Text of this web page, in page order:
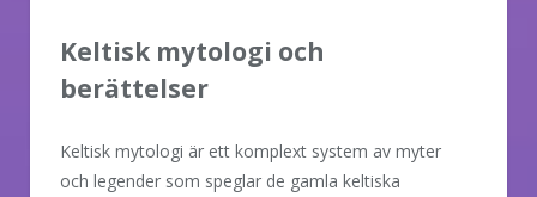
Keltisk mytologi och
berättelser
Keltisk mytologi är ett komplext system av myter
och legender som speglar de gamla keltiska